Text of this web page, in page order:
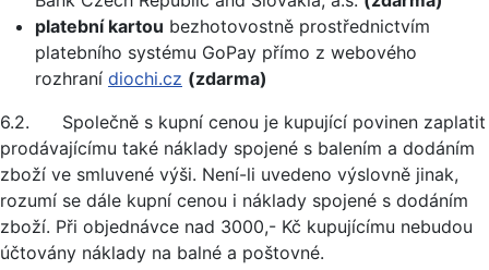
platební kartou bezhotovostně prostřednictvím
platebního systému GoPay přímo z webového
rozhraní diochi.cz (zdarma)
6.2. Společně s kupní cenou je kupující povinen zaplatit
prodávajícímu také náklady spojené s balením a dodáním
zboží ve smluvené výši. Není-li uvedeno výslovně jinak,
rozumí se dále kupní cenou i náklady spojené s dodáním
zboží. Při objednávce nad 3000,- Kč kupujícímu nebudou
účtovány náklady na balné a poštovné.